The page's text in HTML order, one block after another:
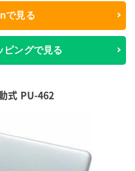
で見る
ピングで見る
式 PU-462